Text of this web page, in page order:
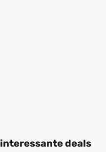
deals